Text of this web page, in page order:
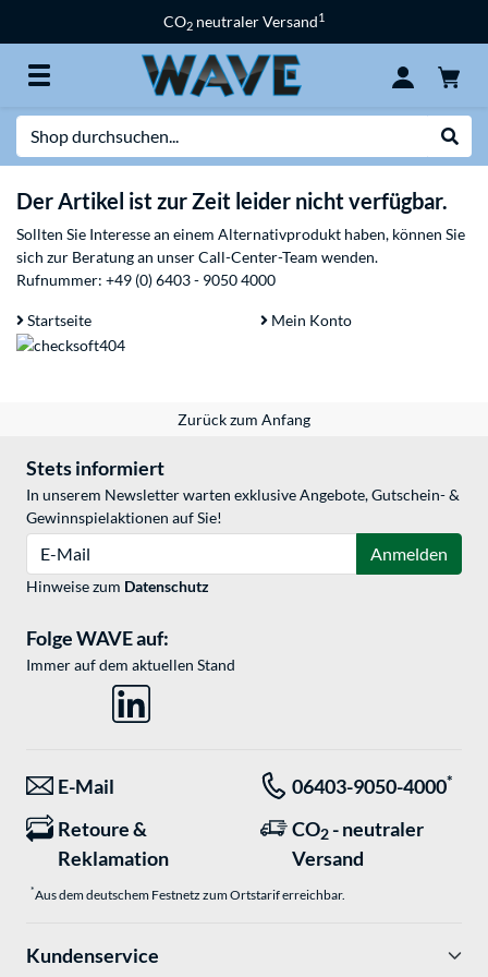
CO2 neutraler Versand1
Der Artikel ist zur Zeit leider nicht verfügbar.
Sollten Sie Interesse an einem Alternativprodukt haben, können Sie
sich zur Beratung an unser Call-Center-Team wenden.
Rufnummer: +49 (0) 6403 - 9050 4000
Startseite Mein Konto
Zurück zum Anfang
Stets informiert
In unserem Newsletter warten exklusive Angebote, Gutschein- &
Gewinnspielaktionen auf Sie!
Anmelden
Hinweise zum Datenschutz
Folge WAVE auf:
Immer auf dem aktuellen Stand
E-Mail 06403-9050-4000*
Retoure &
Reklamation
CO2 - neutraler
Versand
*Aus dem deutschem Festnetz zum Ortstarif erreichbar.
Kundenservice